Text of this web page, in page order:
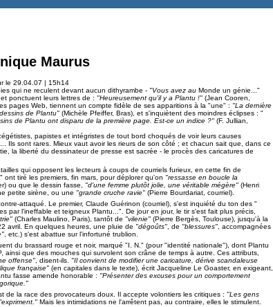
Maurus
le 29.04.07 | 15h14
qui ne reculent devant aucun dithyrambe - "Vous avez au Monde un génie..."
ponctuent leurs lettres de : "Heureusement qu'il y a Plantu !" (Jean Cooren,
pages Web, tiennent un compte fidèle de ses apparitions à la "une" : "La dernière
de Plantu" (Michèle Pfeiffer, Bras), et s'inquiètent des moindres éclipses : "
de Plantu ont disparu de la première page. Est-ce un indice ?" (F. Jullian,
papistes et intégristes de tout bord choqués de voir leurs causes
Ils sont rares. Mieux vaut avoir les rieurs de son côté ; et chacun sait que, dans ce
la liberté du dessinateur de presse est sacrée - le procès des caricatures de
qui opposent les lecteurs à coups de courriels furieux, en cette fin de
tiré les premiers, fin mars, pour déplorer qu'on "ressasse en boucle la
ou que le dessin fasse, "d'une femme plutôt jolie, une véritable mégère" (Henri
petite sirène, ou une "grande cruche ravie" (Pierre Bourdariat, courriel).
attaqué. Le premier, Claude Guérinon (courriel), s'est inquiété du ton des "
par l'ineffable et teigneux Plantu...". De jour en jour, le tir s'est fait plus précis,
(Charles Maulino, Paris), tantôt de "vilenie" (Pierre Bergès, Toulouse), jusqu'à la
avril. En quelques heures, une pluie de "dégoûts", de "blessures", accompagnées
, etc.) s'est abattue sur l'infortuné trublion.
du brassard rouge et noir, marqué "I. N." (pour "identité nationale"), dont Plantu
ainsi que des mouches qui survolent son crâne de temps à autre. Ces attributs,
offense", disent-ils. "Il convient de modifier une caricature, dérive scandaleuse
française" (en capitales dans le texte), écrit Jacqueline Le Goaster, en exigeant,
fasse amende honorable : "Présenter des excuses pour un comportement
de la race des provocateurs doux. Il accepte volontiers les critiques : "Les gens
Mais les intimidations ne l'arrêtent pas, au contraire, elles le stimulent.